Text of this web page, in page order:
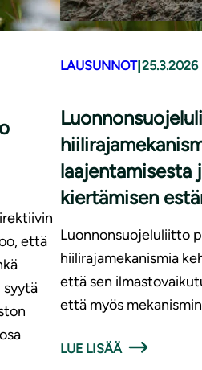
että
syytä
LAUSUNNOT| 25.3.2026
laajentamisesta
kiertämisen
Luonnonsuojeluliitto
hiilirajamekanismia
että sen
että myös
LUE LISÄÄ